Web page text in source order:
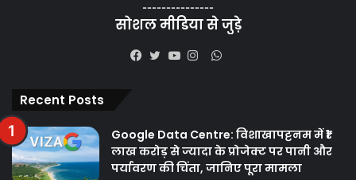
---------------
सोशल मीडिया से जुड़े
WhatsApp
Recent Posts
Google Data Centre: विशाखापट्टनम में ₹1
लाख करोड़ से ज्यादा के प्रोजेक्ट पर पानी और
पर्यावरण की चिंता, जानिए पूरा मामला